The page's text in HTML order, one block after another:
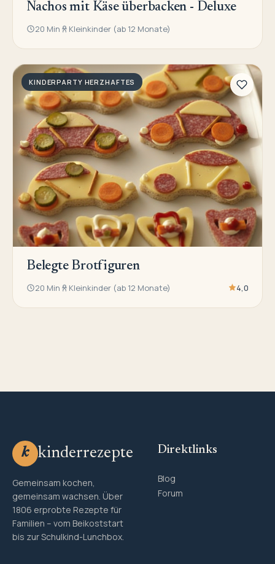
Nachos mit Käse überbacken - Deluxe
20 Min Kleinkinder (ab 12 Monate)
KINDERPARTY HERZHAFTES
Belegte Brotfiguren
20 Min Kleinkinder (ab 12 Monate) 4,0
k kinderrezepte
Gemeinsam kochen,
gemeinsam wachsen. Über
1806 erprobte Rezepte für
Familien – vom Beikoststart
bis zur Schulkind-Lunchbox.
Direktlinks
Blog
Forum